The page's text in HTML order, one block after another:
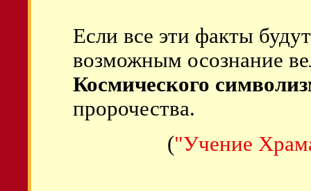
Если все эти факты
возможным осознание
Космического
пророчества.
("Учение